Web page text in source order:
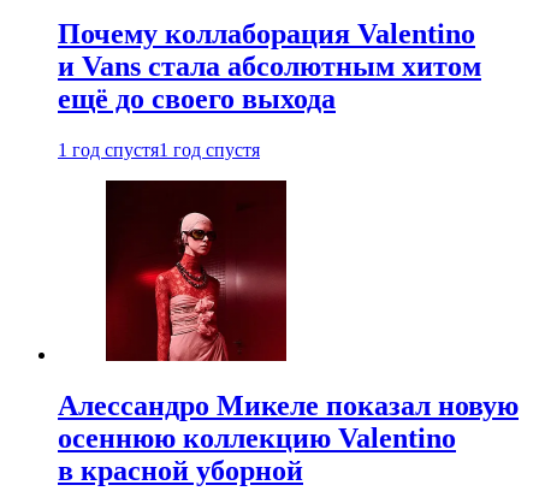
Почему коллаборация Valentino
и Vans стала абсолютным хитом
ещё до своего выхода
1 год спустя1 год спустя
Алессандро Микеле показал новую
осеннюю коллекцию Valentino
в красной уборной